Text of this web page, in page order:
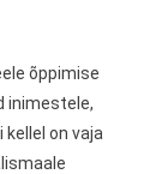
õppimise
inimestele,
on vaja